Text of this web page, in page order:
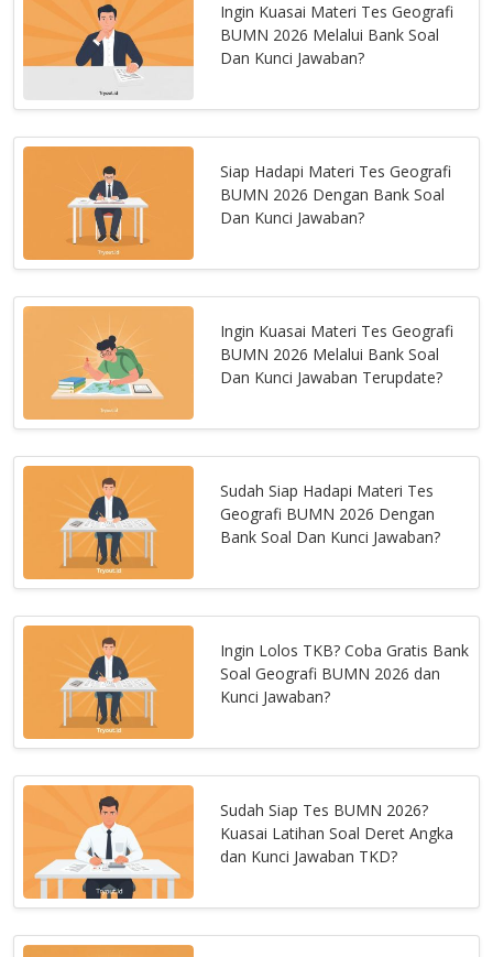
Ingin Kuasai Materi Tes Geografi
BUMN 2026 Melalui Bank Soal
Dan Kunci Jawaban?
Siap Hadapi Materi Tes Geografi
BUMN 2026 Dengan Bank Soal
Dan Kunci Jawaban?
Ingin Kuasai Materi Tes Geografi
BUMN 2026 Melalui Bank Soal
Dan Kunci Jawaban Terupdate?
Sudah Siap Hadapi Materi Tes
Geografi BUMN 2026 Dengan
Bank Soal Dan Kunci Jawaban?
Ingin Lolos TKB? Coba Gratis Bank
Soal Geografi BUMN 2026 dan
Kunci Jawaban?
Sudah Siap Tes BUMN 2026?
Kuasai Latihan Soal Deret Angka
dan Kunci Jawaban TKD?